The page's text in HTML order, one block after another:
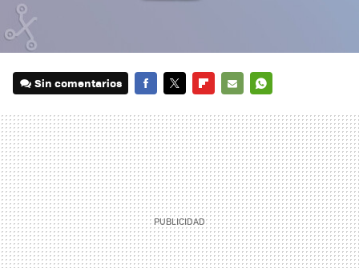
Sin comentarios
MAIL